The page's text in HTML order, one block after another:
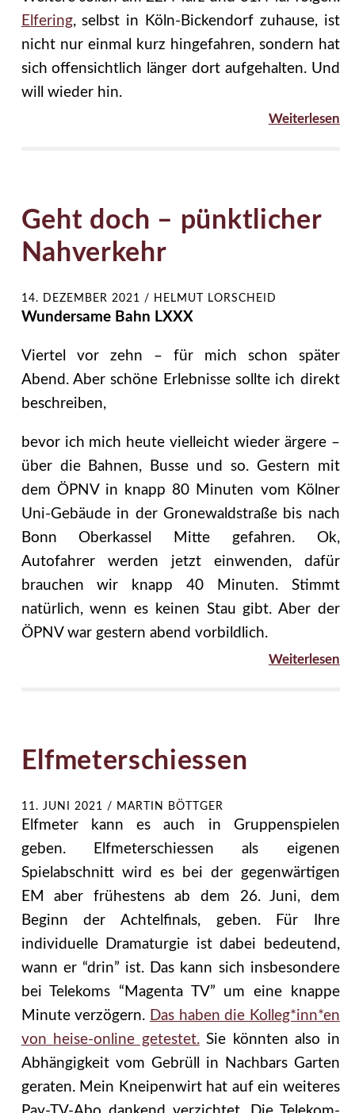
Elfering, selbst in Köln-Bickendorf zuhause, ist
nicht nur einmal kurz hingefahren, sondern hat
sich offensichtlich länger dort aufgehalten. Und
will wieder hin.
Weiterlesen
Geht doch – pünktlicher
Nahverkehr
14. DEZEMBER 2021 / HELMUT LORSCHEID
Wundersame Bahn LXXX
Viertel vor zehn – für mich schon später
Abend. Aber schöne Erlebnisse sollte ich direkt
beschreiben,
bevor ich mich heute vielleicht wieder ärgere –
über die Bahnen, Busse und so. Gestern mit
dem ÖPNV in knapp 80 Minuten vom Kölner
Uni-Gebäude in der Gronewaldstraße bis nach
Bonn Oberkassel Mitte gefahren. Ok,
Autofahrer werden jetzt einwenden, dafür
brauchen wir knapp 40 Minuten. Stimmt
natürlich, wenn es keinen Stau gibt. Aber der
ÖPNV war gestern abend vorbildlich.
Weiterlesen
Elfmeterschiessen
11. JUNI 2021 / MARTIN BÖTTGER
Elfmeter kann es auch in Gruppenspielen
geben. Elfmeterschiessen als eigenen
Spielabschnitt wird es bei der gegenwärtigen
EM aber frühestens ab dem 26. Juni, dem
Beginn der Achtelfinals, geben. Für Ihre
individuelle Dramaturgie ist dabei bedeutend,
wann er “drin” ist. Das kann sich insbesondere
bei Telekoms “Magenta TV” um eine knappe
Minute verzögern. Das haben die Kolleg*inn*en
von heise-online getestet.Sie könnten also in
Abhängigkeit vom Gebrüll in Nachbars Garten
geraten. Mein Kneipenwirt hat auf ein weiteres